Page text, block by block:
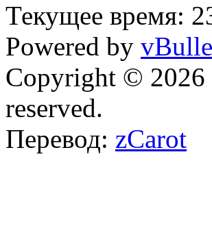
Текущее время:
Powered by
Copyright ©
reserved.
Перевод: zCarot